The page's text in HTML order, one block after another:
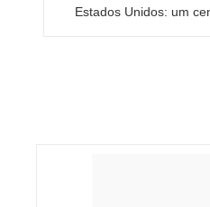
Estados Unidos: um